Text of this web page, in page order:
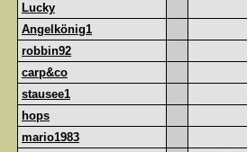
Lucky
Angelkönig1
robbin92
carp&co
stausee1
hops
mario1983